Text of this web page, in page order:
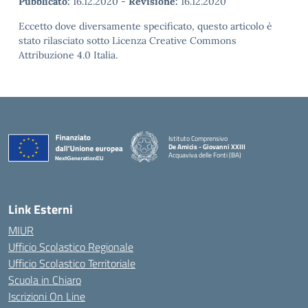
Eccetto dove diversamente specificato, questo articolo è
stato rilasciato sotto Licenza Creative Commons
Attribuzione 4.0 Italia.
Istituto Comprensivo
De Amicis - Giovanni XXIII
Acquaviva delle Fonti (BA)
— Visita la pagina iniziale della scuola
Link Esterni
MIUR
Ufficio Scolastico Regionale
Ufficio Scolastico Territoriale
Scuola in Chiaro
Iscrizioni On Line